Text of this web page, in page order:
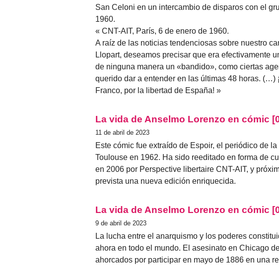
San Celoni en un intercambio de disparos con el
1960.
CNT-AIT, París, 6 de enero de 1960.
A raíz de las noticias tendenciosas sobre nuestro
Llopart, deseamos precisar que era efectivamente
de ninguna manera un «bandido», como ciertas
querido dar a entender en las últimas 48 horas. (…)
Franco, por la libertad de España!
La vida de Anselmo Lorenzo en cómic
11 de abril de 2023
Este cómic fue extraído de Espoir, el periódico de
Toulouse en 1962. Ha sido reeditado en forma de
en 2006 por Perspective libertaire CNT-AIT, y
prevista una nueva edición enriquecida.
La vida de Anselmo Lorenzo en cómic
9 de abril de 2023
La lucha entre el anarquismo y los poderes
ahora en todo el mundo. El asesinato en Chicago
ahorcados por participar en mayo de 1886 en una